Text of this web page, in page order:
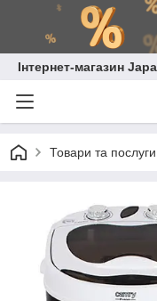
Інтернет-магазин
Товари та послуги